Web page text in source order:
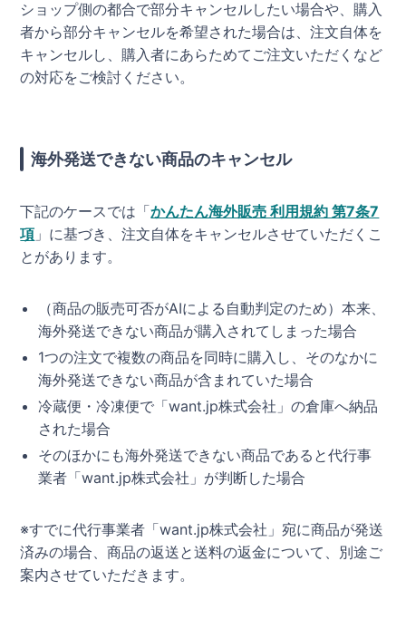
ショップ側の都合で部分キャンセルしたい場合や、購入
者から部分キャンセルを希望された場合は、注文自体を
キャンセルし、購入者にあらためてご注文いただくなど
の対応をご検討ください。
海外発送できない商品のキャンセル
下記のケースでは「かんたん海外販売 利用規約 第7条7
項 」に基づき、注文自体をキャンセルさせていただくこ
とがあります。
（商品の販売可否がAIによる自動判定のため）本来、
海外発送できない商品が購入されてしまった場合
1つの注文で複数の商品を同時に購入し、そのなかに
海外発送できない商品が含まれていた場合
冷蔵便・冷凍便で「want.jp株式会社」の倉庫へ納品
された場合
そのほかにも海外発送できない商品であると代行事
業者「want.jp株式会社」が判断した場合
※すでに代行事業者「want.jp株式会社」宛に商品が発送
済みの場合、商品の返送と送料の返金について、別途ご
案内させていただきます。